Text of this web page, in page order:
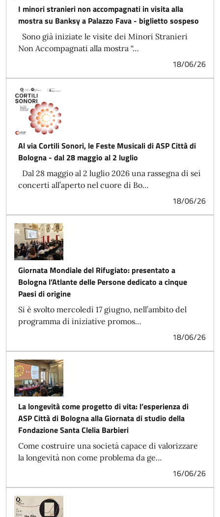
I minori stranieri non accompagnati in visita alla
mostra su Banksy a Palazzo Fava - biglietto sospeso
Sono già iniziate le visite dei Minori Stranieri
Non Accompagnati alla mostra “…
18/06/26
Al via Cortili Sonori, le Feste Musicali di ASP Città di
Bologna - dal 28 maggio al 2 luglio
Dal 28 maggio al 2 luglio 2026 una rassegna di sei
concerti all’aperto nel cuore di Bo…
18/06/26
Giornata Mondiale del Rifugiato: presentato a
Bologna l’Atlante delle Persone dedicato a cinque
Paesi di origine
Si è svolto mercoledì 17 giugno, nell’ambito del
programma di iniziative promos…
18/06/26
La longevità come progetto di vita: l’esperienza di
ASP Città di Bologna alla Giornata di studio della
Fondazione Santa Clelia Barbieri
Come costruire una società capace di valorizzare
la longevità non come problema da ge…
16/06/26